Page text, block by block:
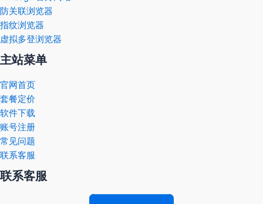
防关联浏览器
指纹浏览器
虚拟多登浏览器
主站菜单
官网首页
套餐定价
软件下载
账号注册
常见问题
联系客服
联系客服